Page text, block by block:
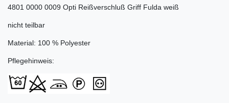
4801 0000 0009 Opti Reißverschluß Griff Fulda weiß
nicht teilbar
Material: 100 % Polyester
Pflegehinweis: